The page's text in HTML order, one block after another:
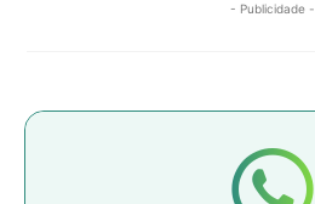
- Publicidade -